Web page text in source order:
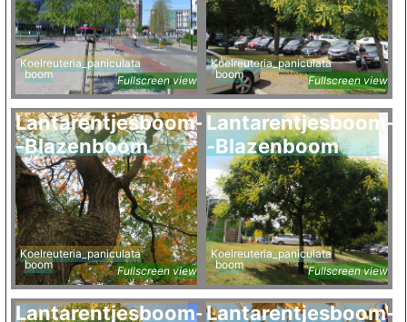
Koelreuteria_paniculata
boom
Fullscreen view
Koelreuteria_paniculata
boom
Fullscreen view
Lantarentjesboom-
-Blazenboom
Koelreuteria_paniculata
boom
Fullscreen view
Lantarentjesboom-
-Blazenboom
Koelreuteria_paniculata
boom
Fullscreen view
Lantarentjesboom-Lantarentjesboom-